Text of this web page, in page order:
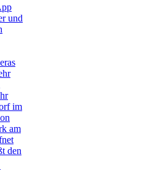
und
im
am
den